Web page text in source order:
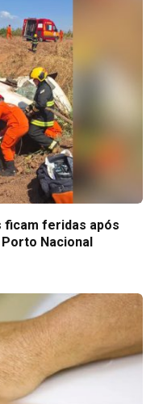
ficam feridas após
Nacional